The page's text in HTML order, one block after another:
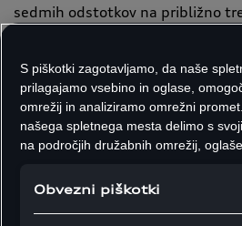
sedmih odstotkov na približno
električne mobilnosti črpa
uporablja skupne platforme za
kompaktnega do luksuznega
S piškotki zagotavljamo, da naše
prilagajamo vsebino in oglase,
omrežij in analiziramo omrežni
našega spletnega mesta delimo s
na področjih družabnih omrežij,
Obvezni piškotki